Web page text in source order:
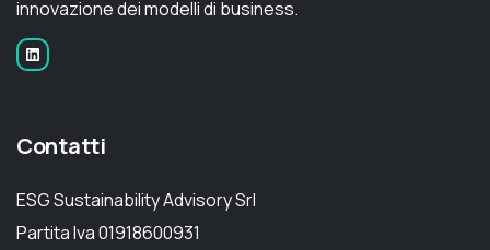
innovazione dei modelli di business.
Contatti
ESG Sustainability Advisory Srl
Partita Iva 01918600931